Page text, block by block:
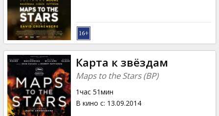
Карта к звёздам
Maps to the Stars (BP)
1час 51мин
В кино с: 13.09.2014